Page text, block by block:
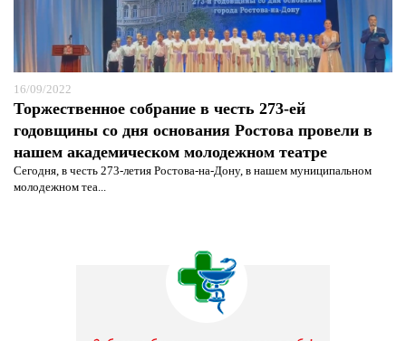
16/09/2022
Торжественное собрание в честь 273-ей
годовщины со дня основания Ростова провели в
нашем академическом молодежном театре
Сегодня, в честь 273-летия Ростова-на-Дону, в нашем муниципальном
молодежном теа...